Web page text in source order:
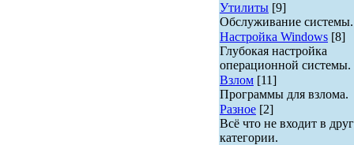
Утилиты [9]
Обслуживание системы.
Настройка Windows [8]
Глубокая настройка
операционной системы.
Взлом [11]
Программы для взлома.
Разное [2]
Всё что не входит в
категории.